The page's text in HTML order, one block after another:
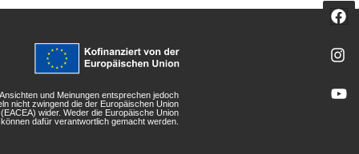
und Meinungen entsprechen jedoch
nicht zwingend die der Europäischen Union
wider. Weder die Europäische Union
dafür verantwortlich gemacht werden.